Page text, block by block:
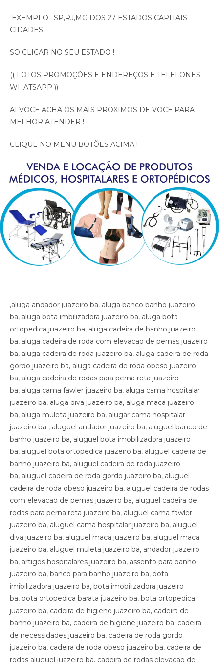
EXEMPLO : SP,RJ,MG DOS 27 ESTADOS CAPITAIS
CIDADES.
SO CLICAR NO SEU ESTADO !
(( FOTOS PROMOÇÕES E ENDEREÇOS E TELEFONES
WHATSAPP ))
AI VOCE ACHA OS MAIS PROXIMOS DE VOCE PARA
MELHOR ATENDER !
CLIQUE NO MENU BOTÕES ACIMA !
,aluga andador juazeiro ba, aluga banco banho juazeiro ba, aluga bota imbilizadora juazeiro ba, aluga bota ortopedica juazeiro ba, aluga cadeira de banho juazeiro ba, aluga cadeira de roda com elevacao de pernas juazeiro ba, aluga cadeira de roda juazeiro ba, aluga cadeira de roda gordo juazeiro ba, aluga cadeira de roda obeso juazeiro ba, aluga cadeira de rodas para perna reta juazeiro ba, aluga cama fawler juazeiro ba, aluga cama hospitalar juazeiro ba, aluga diva juazeiro ba, aluga maca juazeiro ba, aluga muleta juazeiro ba, alugar cama hospitalar juazeiro ba , aluguel andador juazeiro ba, aluguel banco de banho juazeiro ba, aluguel bota imobilizadora juazeiro ba, aluguel bota ortopedica juazeiro ba, aluguel cadeira de banho juazeiro ba, aluguel cadeira de roda juazeiro ba, aluguel cadeira de roda gordo juazeiro ba, aluguel cadeira de roda obeso juazeiro ba, aluguel cadeira de rodas com elevacao de pernas juazeiro ba, aluguel cadeira de rodas para perna reta juazeiro ba, aluguel cama fawler juazeiro ba, aluguel cama hospitalar juazeiro ba, aluguel diva juazeiro ba, aluguel maca juazeiro ba, aluguel maca juazeiro ba, aluguel muleta juazeiro ba, andador juazeiro ba, artigos hospitalares juazeiro ba, assento para banho juazeiro ba, banco para banho juazeiro ba, bota imibilizadora juazeiro ba, bota imobilizadora juazeiro ba, bota ortopedica barata juazeiro ba, bota ortopedica juazeiro ba, cadeira de higiene juazeiro ba, cadeira de banho juazeiro ba, cadeira de higiene juazeiro ba, cadeira de necessidades juazeiro ba, cadeira de roda gordo juazeiro ba, cadeira de roda obeso juazeiro ba, cadeira de rodas aluguel juazeiro ba, cadeira de rodas elevacao de pernas juazeiro ba, cadeira de rodas higienica juazeiro ba, cadeira de rodas para banho preco juazeiro ba, cadeira de rodas para gordo juazeiro ba, cadeira higienica dobravel juazeiro ba, cadeira higienica preco juazeiro ba, cadeira para banho preco juazeiro ba, cadeira para vaso juazeiro ba, cadeiras de rodas juazeiro ba, calha afo ortopedica pe caido juazeiro ba, calha afo ortopedica pe caido juazeiro ba, calha afo ortopedica pe caido juazeiro ba, cama fawler juazeiro ba, cama hospitalar automatica juazeiro ba, cama hospitalar juazeiro ba, cama hospitalar manual juazeiro ba, cedeira de rodas juazeiro ba, cilindro de oxigenio medicinal juazeiro ba, clinica ortopedica juazeiro ba, clinica so trauma juazeiro ba, colar cervical juazeiro ba, diva juazeiro ba, equipamentos medicos juazeiro ba, fisioterapia juazeiro ba, hospital juazeiro ba, hospital so trauma juazeiro ba, imobilizador articulado cotovelo juazeiro ba, imobilizador articulado joelho juazeiro ba, imobilizador articulado joelho juazeiro ba, imobilizador articulado juazeiro ba, joelheira juazeiro ba, joelheira ortopedica brace juazeiro ba, joelheira ortopedica brace juazeiro ba juazeiro ba, joelheira ortopedica juazeiro ba, joelheira ortopedica juazeiro ba, joelheira ortopedica juazeiro ba, joelheira ortopedica juazeiro ba, joelheira ortopedica juazeiro ba, locacao andador juazeiro ba, locacao banco de banho juazeiro ba, locacao bota imobilizadora juazeiro ba, locacao bota ortopedica juazeiro ba, locacao cadeira de banho juazeiro ba, locacao cadeira de roda juazeiro ba, locacao cadeira de roda gordo juazeiro ba, locacao cadeira de roda obeso juazeiro ba, locacao cadeira de rodas elevalcao de pernas juazeiro ba, locacao cama fawler juazeiro ba, locacao cama hospitalar juazeiro ba, locacao de cadeira de rodas juazeiro ba, locacao de cadeira de rodas para perna reta juazeiro ba, locacao diva juazeiro ba, locacao maca juazeiro ba, locacao maca juazeiro ba, locacao muleta juazeiro ba, locadora andador juazeiro ba, locadora banco de banho juazeiro ba, locadora bota imobilizadora juazeiro ba, locadora bota ortopedica juazeiro ba, locadora cadeira de banho juazeiro ba, locadora cadeira de roda juazeiro ba, locadora cadeira de roda gordo juazeiro ba, locadora cadeira de roda obeso juazeiro ba, locadora cadeira de rodas elevecao de pernas, locadora cadeira de rodas para perna reta juazeiro ba, locadora cama fawler juazeiro ba, locadora cama hospitalar juazeiro ba, locadora diva juazeiro ba, locadora maca juazeiro ba, locadora maca juazeiro ba, locadora muleta juazeiro ba, loja bota ortopedica juazeiro ba, loja cadeira de banho juazeiro ba, loja cadeira de roda juazeiro ba, loja cama hospitalar juazeiro ba, loja muleta juazeiro ba, loja produtos medicos juazeiro ba, loja produtos hospitalar juazeiro ba, loja produtos hospitalares juazeiro ba, loja produtos medicos juazeiro ba, loja produtos ortopedicos juazeiro ba, loja vende andador juazeiro ba, loja vende bota ortopedica juazeiro ba, loja vende cadeira de rodas perna reta juazeiro ba, loja vende cama fawler juazeiro ba, loja vende muleta juazeiro ba, loja vende tipoia juazeiro ba, maca juazeiro ba, material cirurgico juazeiro ba, medico ortopedista juazeiro ba, muleta barata juazeiro ba, muleta juazeiro ba, muleta usada juazeiro ba, muletas juazeiro ba, munhequeira juazeiro ba, ortese articulada cotovelo juazeiro ba, ortese articulada cotovelo juazeiro ba, ortese articulado cotovelo juazeiro ba, ortese notuna facite plantar juazeiro ba, ortese noturna facite plantar juazeiro ba, ortese noturna facite plantar juazeiro ba, ortopedia juazeiro ba, poltrona hospitalar preco juazeiro ba, poltrona reclinavel hospitalar juazeiro ba, preco cadeira de banho juazeiro ba, preco cama hospitalar juazeiro ba, produtos hospitalares juazeiro ba, produtos medicos juazeiro ba, reabilitacao juazeiro ba, sutia cirurgia juazeiro ba, sutia ortopedico juazeiro ba, sutia ortopedico juazeiro ba, sutia pos operatorio juazeiro ba, sutia pos operatorio juazeiro ba, tala juazeiro ba, talas juazeiro ba, tipoia juazeiro ba, venda muleta juazeiro ba, vende cadeira de banho juazeiro ba, vende maca juazeiro ba, vende muleta juazeiro ba, vende produtos hospitalares juazeiro ba, vende produtos medicos juazeiro ba, ,aluga andador juazeiro ba, aluga banco banho juazeiro ba, aluga bota imbilizadora juazeiro ba, aluga bota ortopedica juazeiro ba, aluga cadeira de banho juazeiro ba, aluga cadeira de roda com elevacao de pernas juazeiro ba, aluga cadeira de roda juazeiro ba, aluga cadeira de roda gordo juazeiro ba, aluga cadeira de roda obeso juazeiro ba, aluga cadeira de rodas para perna reta juazeiro ba, aluga cama fawler juazeiro ba, aluga cama hospitalar juazeiro ba, aluga diva juazeiro ba, aluga maca juazeiro ba, aluga muleta juazeiro ba, alugar cama hospitalar juazeiro ba , aluguel andador juazeiro ba, aluguel banco de banho juazeiro ba, aluguel bota imobilizadora juazeiro ba, aluguel bota ortopedica juazeiro ba, aluguel cadeira de banho juazeiro ba, aluguel cadeira de roda juazeiro ba, aluguel cadeira de roda gordo juazeiro ba, aluguel cadeira de roda obeso juazeiro ba, aluguel cadeira de rodas com elevacao de pernas juazeiro ba, aluguel cadeira de rodas para perna reta juazeiro ba, aluguel cama fawler juazeiro ba, aluguel cama hospitalar juazeiro ba, aluguel diva juazeiro ba, aluguel maca juazeiro ba, aluguel maca juazeiro ba, aluguel muleta juazeiro ba, andador juazeiro ba, artigos hospitalares juazeiro ba, assento para banho juazeiro ba, banco para banho juazeiro ba, bota imibilizadora juazeiro ba, bota imobilizadora juazeiro ba, bota ortopedica barata juazeiro ba, bota ortopedica juazeiro ba, cadeira de higiene juazeiro ba, cadeira de banho juazeiro ba, cadeira de higiene juazeiro ba, cadeira de necessidades juazeiro ba, cadeira de roda gordo juazeiro ba, cadeira de roda obeso juazeiro ba, cadeira de rodas aluguel juazeiro ba, cadeira de rodas elevacao de pernas juazeiro ba, cadeira de rodas higienica juazeiro ba, cadeira de rodas para banho preco juazeiro ba, cadeira de rodas para gordo juazeiro ba, cadeira higienica dobravel juazeiro ba, cadeira higienica preco juazeiro ba, cadeira para banho preco juazeiro ba, cadeira para vaso juazeiro ba, cadeiras de rodas juazeiro ba, calha afo ortopedica pe caido juazeiro ba, calha afo ortopedica pe caido juazeiro ba, calha afo ortopedica pe caido juazeiro ba, cama fawler juazeiro ba, cama hospitalar automatica juazeiro ba, cama hospitalar juazeiro ba, cama hospitalar manual juazeiro ba, cedeira de rodas juazeiro ba, cilindro de oxigenio medicinal juazeiro ba, clinica ortopedica juazeiro ba, clinica so trauma juazeiro ba, colar cervical juazeiro ba, diva juazeiro ba, equipamentos medicos juazeiro ba, fisioterapia juazeiro ba, hospital juazeiro ba, hospital so trauma juazeiro ba, imobilizador articulado cotovelo juazeiro ba, imobilizador articulado joelho juazeiro ba, imobilizador articulado joelho juazeiro ba, imobilizador articulado juazeiro ba, joelheira juazeiro ba, joelheira ortopedica brace juazeiro ba, joelheira ortopedica brace juazeiro ba juazeiro ba, joelheira ortopedica juazeiro ba, joelheira ortopedica juazeiro ba, joelheira ortopedica juazeiro ba, joelheira ortopedica juazeiro ba, joelheira ortopedica juazeiro ba, locacao andador juazeiro ba, locacao banco de banho juazeiro ba, locacao bota imobilizadora juazeiro ba, locacao bota ortopedica juazeiro ba, locacao cadeira de banho juazeiro ba, locacao cadeira de roda juazeiro ba, locacao cadeira de roda gordo juazeiro ba, locacao cadeira de roda obeso juazeiro ba, locacao cadeira de rodas elevalcao de pernas juazeiro ba, locacao cama fawler juazeiro ba, locacao cama hospitalar juazeiro ba, locacao de cadeira de rodas juazeiro ba, locacao de cadeira de rodas para perna reta juazeiro ba, locacao diva juazeiro ba, locacao maca juazeiro ba, locacao maca juazeiro ba, locacao muleta juazeiro ba, locadora andador juazeiro ba, locadora banco de banho juazeiro ba, locadora bota imobilizadora juazeiro ba, locadora bota ortopedica juazeiro ba, locadora cadeira de banho juazeiro ba, locadora cadeira de roda juazeiro ba, locadora cadeira de roda gordo juazeiro ba, locadora cadeira de roda obeso juazeiro ba, locadora cadeira de rodas elevecao de pernas, locadora cadeira de rodas para perna reta juazeiro ba, lo